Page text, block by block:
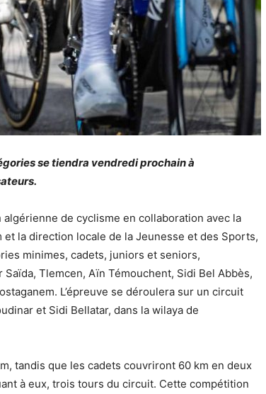
se tiendra vendredi prochain à
de cyclisme en collaboration avec la
la direction locale de la Jeunesse et des Sports,
minimes, cadets, juniors et seniors,
Tlemcen, Aïn Témouchent, Sidi Bel Abbès,
L’épreuve se déroulera sur un circuit
et Sidi Bellatar, dans la wilaya de
tandis que les cadets couvriront 60 km en deux
à eux, trois tours du circuit. Cette compétition